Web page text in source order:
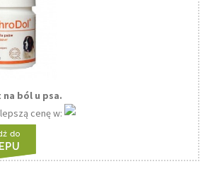
ból u psa.
cenę w: